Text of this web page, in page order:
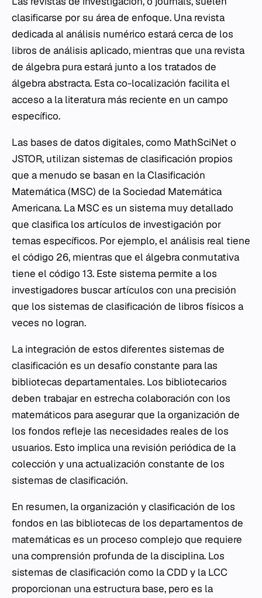
clasificarse por su área de enfoque. Una revista
dedicada al análisis numérico estará cerca de los
libros de análisis aplicado, mientras que una revista
de álgebra pura estará junto a los tratados de
álgebra abstracta. Esta co-localización facilita el
acceso a la literatura más reciente en un campo
específico.
Las bases de datos digitales, como MathSciNet o
JSTOR, utilizan sistemas de clasificación propios
que a menudo se basan en la Clasificación
Matemática (MSC) de la Sociedad Matemática
Americana. La MSC es un sistema muy detallado
que clasifica los artículos de investigación por
temas específicos. Por ejemplo, el análisis real tiene
el código 26, mientras que el álgebra conmutativa
tiene el código 13. Este sistema permite a los
investigadores buscar artículos con una precisión
que los sistemas de clasificación de libros físicos a
veces no logran.
La integración de estos diferentes sistemas de
clasificación es un desafío constante para las
bibliotecas departamentales. Los bibliotecarios
deben trabajar en estrecha colaboración con los
matemáticos para asegurar que la organización de
los fondos refleje las necesidades reales de los
usuarios. Esto implica una revisión periódica de la
colección y una actualización constante de los
sistemas de clasificación.
En resumen, la organización y clasificación de los
fondos en las bibliotecas de los departamentos de
matemáticas es un proceso complejo que requiere
una comprensión profunda de la disciplina. Los
sistemas de clasificación como la CDD y la LCC
proporcionan una estructura base, pero es la